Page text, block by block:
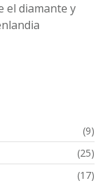
el diamante y
(9)
(25)
(17)